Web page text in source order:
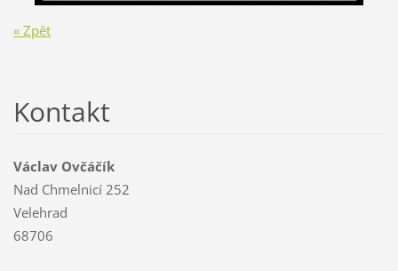
« Zpět
Kontakt
Václav Ovčáčík
Nad Chmelnicí 252
Velehrad
68706